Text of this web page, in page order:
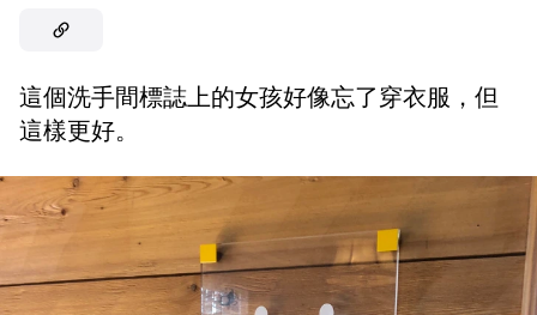
這個洗手間標誌上的女孩好像忘了穿衣服，但
這樣更好。